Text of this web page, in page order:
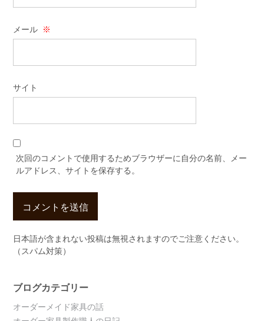
メール ※
サイト
次回のコメントで使用するためブラウザーに自分の名前、メー
ルアドレス、サイトを保存する。
日本語が含まれない投稿は無視されますのでご注意ください。
（スパム対策）
ブログカテゴリー
オーダーメイド家具の話